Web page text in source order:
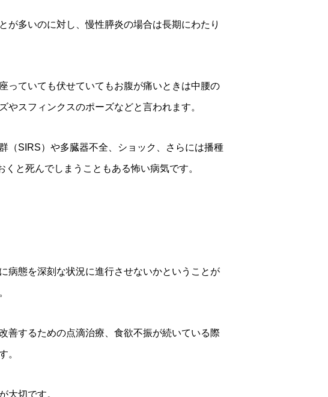
が多いのに対し、慢性膵炎の場合は長期にわたり
っていても伏せていてもお腹が痛いときは中腰の
スフィンクスのポーズなどと言われます。
（SIRS）や多臓器不全、ショック、さらには播種
と死んでしまうこともある怖い病気です。
病態を深刻な状況に進行させないかということが
善するための点滴治療、食欲不振が続いている際
。
大切です。